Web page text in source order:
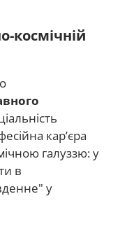
космічній
кар’єра
галуззю: у
в
у